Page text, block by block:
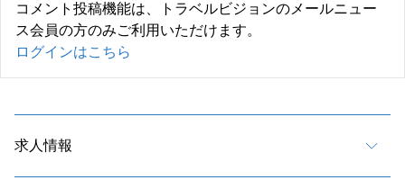
コメント投稿機能は、トラベルビジョンのメールニュー
ス会員の方のみご利用いただけます。
ログインはこちら
求人情報